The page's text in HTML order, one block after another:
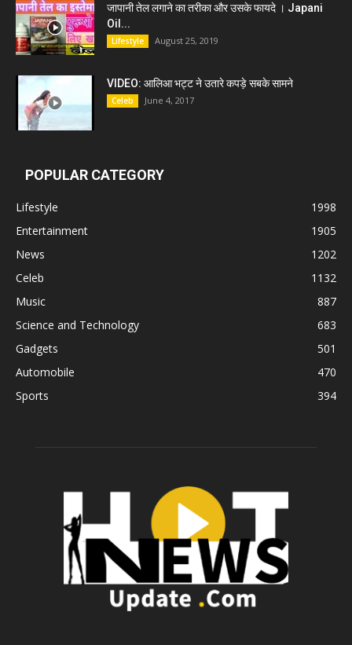
जापानी तेल लगाने का तरीका और उसके फायदे । Japani
Oil...
Lifestyle August 25, 2019
VIDEO: आलिआ भट्ट ने उतारे कपड़े सबके सामने
Celeb June 4, 2017
POPULAR CATEGORY
Lifestyle
1998
Entertainment
1905
News
1202
Celeb
1132
Music
887
Science and Technology
683
Gadgets
501
Automobile
470
Sports
394